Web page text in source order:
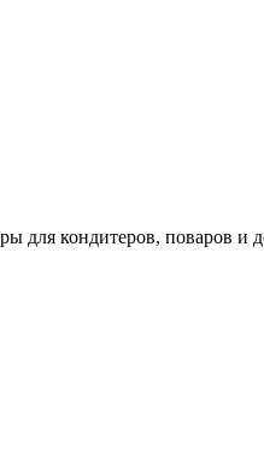
для кондитеров, поваров и